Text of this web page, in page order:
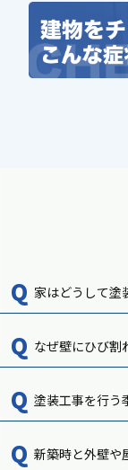
家はどうして塗
なぜ壁にひび割
塗装工事を行う
新築時と外壁や